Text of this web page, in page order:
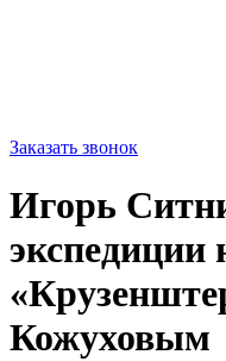
Заказать звонок
Игорь
экспедиции
Кожуховым